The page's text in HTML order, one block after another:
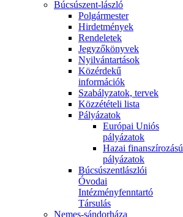
Búcsúszent-lászló
Polgármester
Hirdetmények
Rendeletek
Jegyzőkönyvek
Nyilvántartások
Közérdekű
információk
Szabályzatok, tervek
Közzétételi lista
Pályázatok
Európai Uniós
pályázatok
Hazai finanszírozású
pályázatok
Búcsúszentlászlói
Óvodai
Intézményfenntartó
Társulás
Nemes-sándorháza